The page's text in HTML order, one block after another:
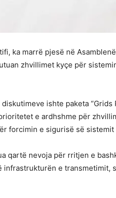
, ka marrë pjesë në
zhvillimet kyçe për
ishte paketa “Grids
e ardhshme për
forcimin e sigurisë së
qartë nevoja për rritjen e
e transmetimit,